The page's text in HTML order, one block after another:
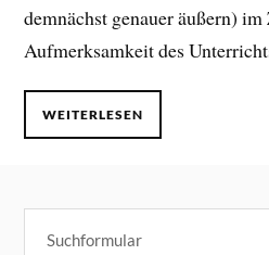
demnächst genauer äußern)
Aufmerksamkeit des
WEITERLESEN